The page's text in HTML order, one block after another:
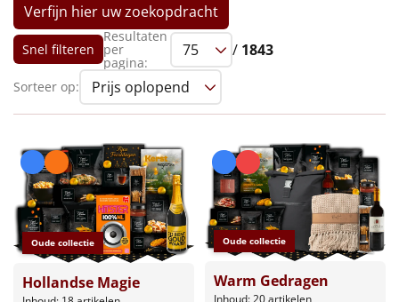
Vrouwen
Duurzaam
Leuke
Goedkope
Uniek
Alle thema's
Artikel
Verfijn hier uw zoekopdracht
Snel filteren
Resultaten
per
pagina:
/ 1843
Sorteer op:
Oude collectie
Hollandse Magie
Oude collectie
Warm Gedragen
Inhoud: 20 artikelen